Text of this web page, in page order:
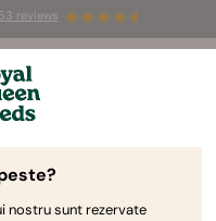
reviews
to 50% off
nostru sunt rezervate